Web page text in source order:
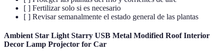
[ ] Fertilizar solo si es necesario
[ ] Revisar semanalmente el estado general de las plantas
Ambient Star Light Starry USB Metal Modified Roof Interior
Decor Lamp Projector for Car